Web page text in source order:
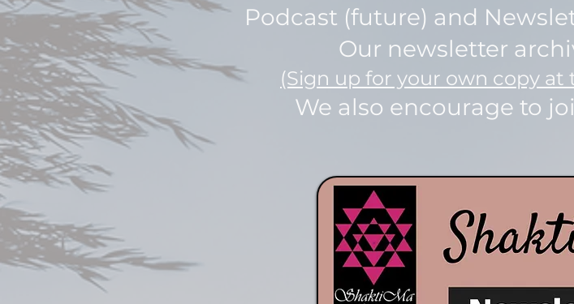
Podcast (future) and
Our newsletter
(Sign up for your own copy
We also encourage to